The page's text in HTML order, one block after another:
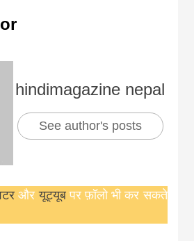
hindimagazine nepal
See author's posts
औरयूट्यूबपर फ़ॉलो भी कर सकते